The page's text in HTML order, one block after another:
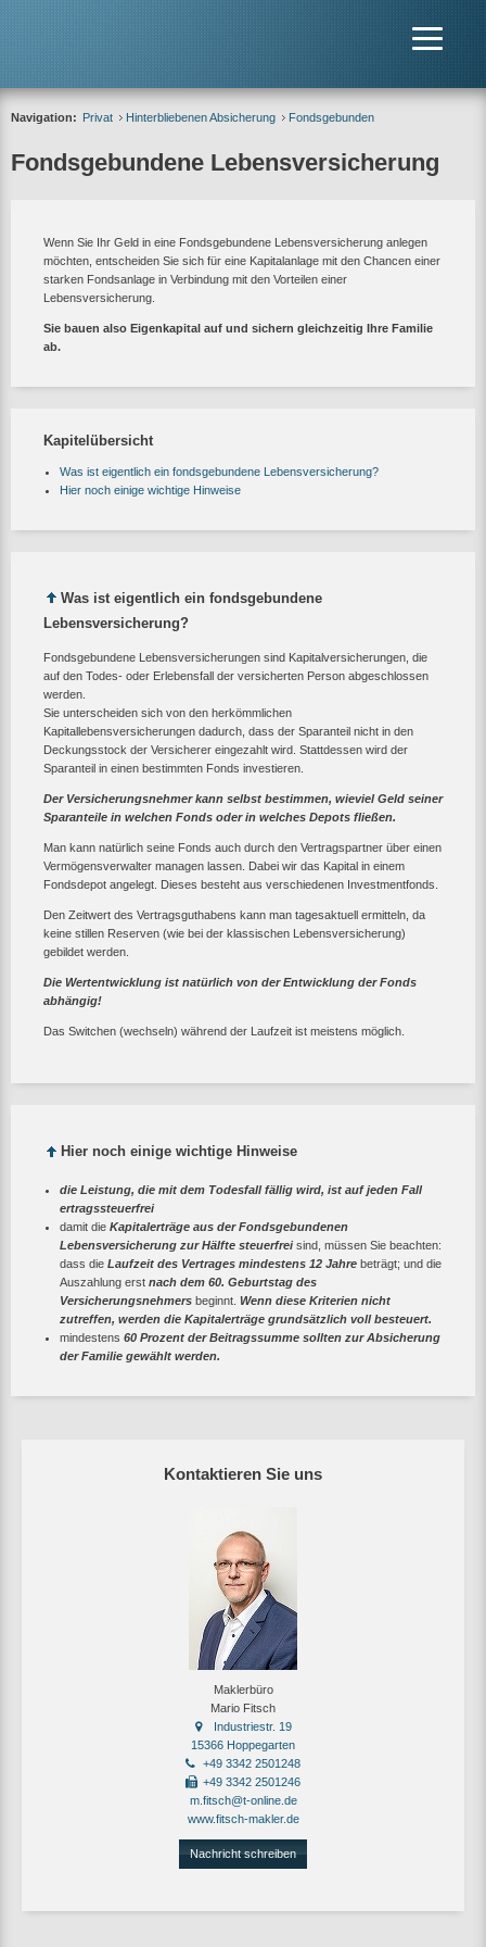
Kontaktieren Sie uns
Maklerbüro
Mario Fitsch
Industriestr. 19
15366 Hoppegarten
+49 3342 2501248
+49 3342 2501246
m.fitsch@t-online.de
www.fitsch-makler.de
Nachricht schreiben
Navigation: Privat Hinterbliebenen Absicherung Fondsgebunden
Fondsgebundene Lebensversicherung
Wenn Sie Ihr Geld in eine Fondsgebundene Lebensversicherung anlegen
möchten, entscheiden Sie sich für eine Kapitalanlage mit den Chancen einer
starken Fondsanlage in Verbindung mit den Vorteilen einer
Lebensversicherung.
Sie bauen also Eigenkapital auf und sichern gleichzeitig Ihre Familie
ab.
Kapitelübersicht
Was ist eigentlich ein fondsgebundene Lebensversicherung?
Hier noch einige wichtige Hinweise
Was ist eigentlich ein fondsgebundene
Lebensversicherung?
Fondsgebundene Lebensversicherungen sind Kapitalversicherungen, die
auf den Todes- oder Erlebensfall der versicherten Person abgeschlossen
werden.
Sie unterscheiden sich von den herkömmlichen
Kapitallebensversicherungen dadurch, dass der Sparanteil nicht in den
Deckungsstock der Versicherer eingezahlt wird. Stattdessen wird der
Sparanteil in einen bestimmten Fonds investieren.
Der Versicherungsnehmer kann selbst bestimmen, wieviel Geld seiner
Sparanteile in welchen Fonds oder in welches Depots fließen.
Man kann natürlich seine Fonds auch durch den Vertragspartner über einen
Vermögensverwalter managen lassen. Dabei wir das Kapital in einem
Fondsdepot angelegt. Dieses besteht aus verschiedenen Investmentfonds.
Den Zeitwert des Vertragsguthabens kann man tagesaktuell ermitteln, da
keine stillen Reserven (wie bei der klassischen Lebensversicherung)
gebildet werden.
Die Wertentwicklung ist natürlich von der Entwicklung der Fonds
abhängig!
Das Switchen (wechseln) während der Laufzeit ist meistens möglich.
Hier noch einige wichtige Hinweise
die Leistung, die mit dem Todesfall fällig wird, ist auf jeden Fall
ertragssteuerfrei
damit die Kapitalerträge aus der Fondsgebundenen
Lebensversicherung zur Hälfte steuerfreisind, müssen Sie beachten:
dass die Laufzeit des Vertrages mindestens 12 Jahre beträgt; und die
Auszahlung erst nach dem 60. Geburtstag des
Versicherungsnehmers beginnt. Wenn diese Kriterien nicht
zutreffen, werden die Kapitalerträge grundsätzlich voll besteuert.
mindestens 60 Prozent der Beitragssumme sollten zur Absicherung
der Familie gewählt werden.